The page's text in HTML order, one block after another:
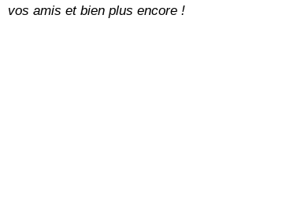
vos amis et bien plus encore !